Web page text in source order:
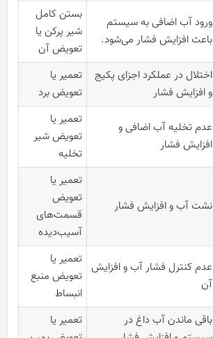
ورود آب اضافی به سیستم
باعث افزایش فشار می‌شود.
بستن کامل
شیر پرکن یا
تعویض آن
اختلال در عملکرد اجزای پکیج
و افزایش فشار
تعمیر یا
تعویض برد
عدم تخلیه آب اضافی و
افزایش فشار
تعمیر یا
تعویض شیر
تخلیه
نشت آب و افزایش فشار
تعمیر یا
تعویض
قسمت‌های
آسیب‌دیده
عدم کنترل فشار آب و افزایش
آن
تعمیر یا
تعویض منبع
انبساط
باقی ماندن آب داغ در
تعمیر یا